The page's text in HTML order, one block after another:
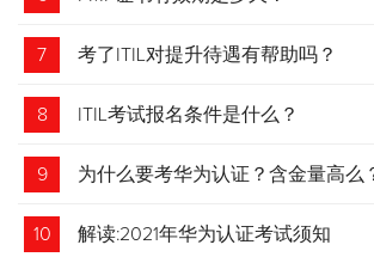
7 考了ITIL对提升待遇有帮助吗？
8 ITIL考试报名条件是什么？
9 为什么要考华为认证？含金量高么
10 解读:2021年华为认证考试须知